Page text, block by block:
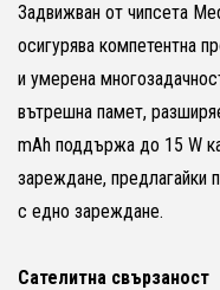
Задвижван от чипсета
осигурява компетентна
и умерена
вътрешна памет,
mAh поддържа до 15 W
зареждане, предлагайки
с едно зареждане.
Сателитна свързаност